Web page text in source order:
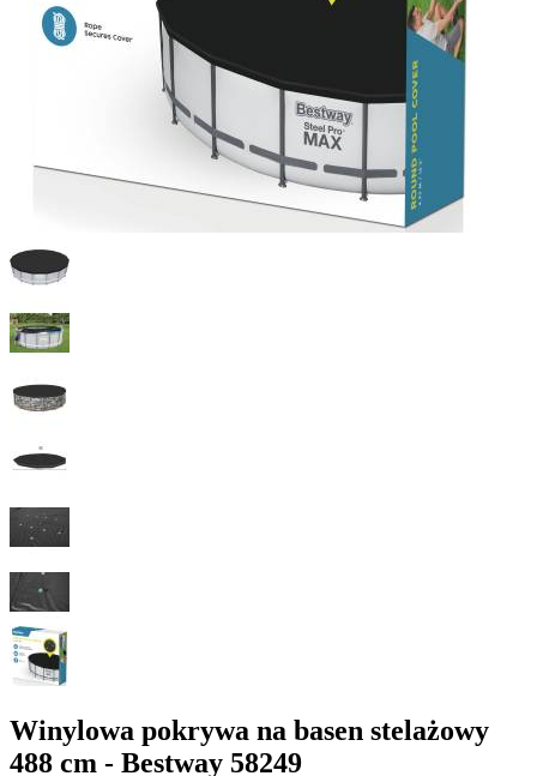
Winylowa pokrywa na basen stelażowy
488 cm - Bestway 58249